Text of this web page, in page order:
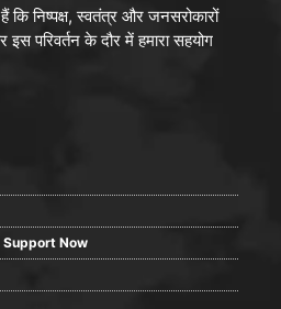
निष्पक्ष, स्वतंत्र और जनसरोकारों
इस परिवर्तन के दौर में हमारा सहयोग
Now